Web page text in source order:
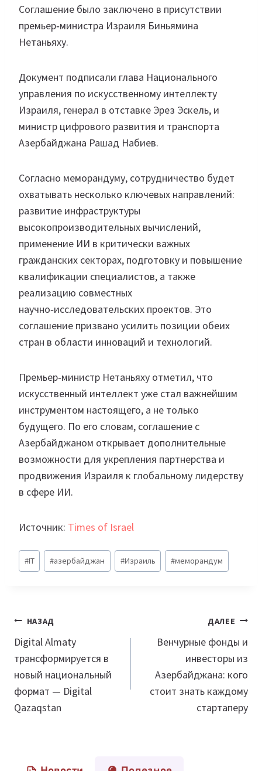
Соглашение было заключено в присутствии
премьер‑министра Израиля Биньямина
Нетаньяху.
Документ подписали глава Национального
управления по искусственному интеллекту
Израиля, генерал в отставке Эрез Эскель, и
министр цифрового развития и транспорта
Азербайджана Рашад Набиев.
Согласно меморандуму, сотрудничество будет
охватывать несколько ключевых направлений:
развитие инфраструктуры
высокопроизводительных вычислений,
применение ИИ в критически важных
гражданских секторах, подготовку и повышение
квалификации специалистов, а также
реализацию совместных
научно‑исследовательских проектов. Это
соглашение призвано усилить позиции обеих
стран в области инноваций и технологий.
Премьер‑министр Нетаньяху отметил, что
искусственный интеллект уже стал важнейшим
инструментом настоящего, а не только
будущего. По его словам, соглашение с
Азербайджаном открывает дополнительные
возможности для укрепления партнерства и
продвижения Израиля к глобальному лидерству
в сфере ИИ.
Источник: Times of Israel
Метки
записи:
#IT #азербайджан #Израиль #меморандум
Навигация
по
записям
НАЗАД
Digital Almaty
трансформируется в
новый национальный
формат — Digital
Qazaqstan
ДАЛЕЕ
Венчурные фонды и
инвесторы из
Азербайджана: кого
стоит знать каждому
стартаперу